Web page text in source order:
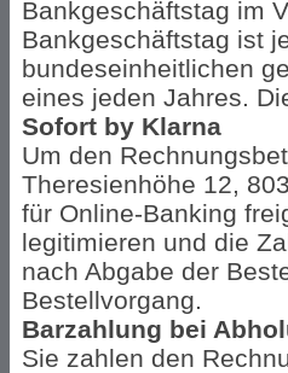
Bankgeschäftstag im
Bankgeschäftstag ist
bundeseinheitlichen
eines jeden Jahres.
Sofort by Klarna
Um den
Theresienhöhe 12,
für Online-Banking
legitimieren und die
nach Abgabe der
Bestellvorgang.
Barzahlung bei
Sie zahlen den